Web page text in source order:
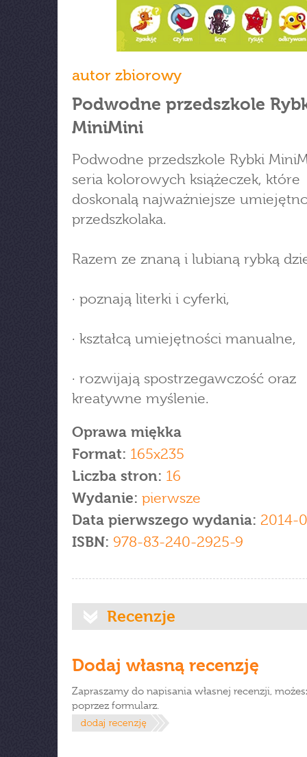
autor zbiorowy
Podwodne przedszkole
MiniMini
Podwodne przedszkole Rybki
seria kolorowych książeczek, które
doskonalą najważniejsze
przedszkolaka.
Razem ze znaną i lubianą rybką
· poznają literki i cyferki,
· kształcą umiejętności manualne,
· rozwijają spostrzegawczość oraz
kreatywne myślenie.
Oprawa miękka
Format: 165x235
Liczba stron: 16
Wydanie: pierwsze
Data pierwszego wydania: 2014-
ISBN: 978-83-240-2925-9
Recenzje
Dodaj własną recenzję
Zapraszamy do napisania własnej recenzji,
poprzez formularz.